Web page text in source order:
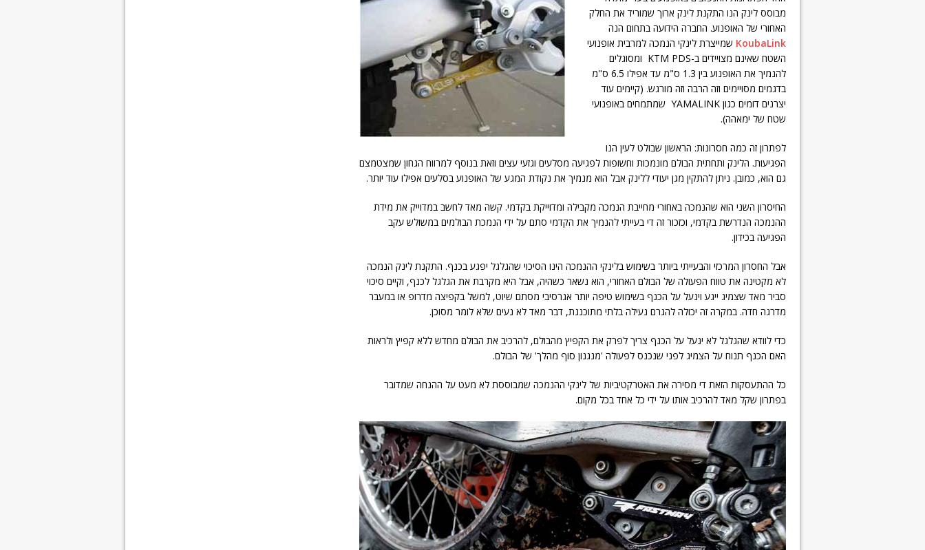
מבוסס לינק הנו התקנת לינק ארוך שמוריד את החלק
האחורי של האופנוע. החברה הידועה בתחום הנה
KoubaLink שמייצרת לינקי הנמכה למרבית אופנועי
השטח שאינם מצויידים ב-KTM PDS ומסוגלים
להנמיך את האופנוע בין 1.3 ס"מ עד אפילו 6.5 ס"מ
בדגמים מסויימים וזה הרבה וזה מורגש. (קיימים עוד
יצרנים דומים כגון YAMALINK שמתמחים באופנועי
שטח של ימאהה).
לפתרון זה כמה חסרונות: הראשון שבולט לעין הנו
הפגיעות. הלינק ותחתית הבולם מונמכות וחשופות לפגיעה מסלעים וגזעי עצים וזאת בנוסף למרווח הגחון שמצטמצם
גם הוא, כמובן. ניתן להתקין מגן יעודי ללינק אבל הוא מנמיך את נקודת המגע של האופנוע בסלעים אפילו עוד יותר.
החיסרון השני הוא שהנמכה באחורי מחייבת הנמכה מקבילה ומדוייקת בקדמי. קשה מאד לחשב במדוייק את מידת
ההנמכה הנדרשת בקדמי, וכזכור זה די בעייתי להנמיך את הקדמי סתם על ידי הנמכת הבולמים במשולש עקב
הפגיעה בכידון.
אבל החסרון המרכזי והבעייתי ביותר בשימוש בלינקי ההנמכה הינו הסיכוי שהגלגל יפגע בכנף. התקנת לינק הנמכה
לא מקטינה את טווח הפעולה של הבולם האחורי, הוא נשאר כשהיה, אבל היא מקרבת את הגלגל לכנף, וקיים סיכוי
סביר מאד שצמיג ייגע וינעל על הכנף בשימוש טיפה יותר אגרסיבי מסתם שיוט, למשל בקפיצה מדרופ או במעבר
מדרגה חדה. במקרה זה יכולה להגרם נעילה בלתי מתוכננת, דבר מאד לא נעים שלא לומר מסוכן.
כדי לוודא שהגלגל לא ינעל על הכנף צריך לפרק את הקפיץ מהבולם, להרכיב את הבולם מחדש ללא קפיץ ולראות
האם הכנף תנוח על הצמיג לפני שנכנס לפעולה 'מנגנון סוף מהלך' של הבולם.
כל ההתעסקות הזאת די מסירה את האטרקטיביות של לינקי ההנמכה שמבוססת לא מעט על ההנחה שמדובר
בפתרון שקל מאד להרכיב אותו על ידי כל אחד בכל מקום.